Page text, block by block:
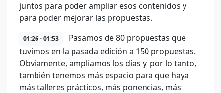
juntos para poder ampliar esos contenidos y
para poder mejorar las propuestas.
01:26 - 01:53
Pasamos de 80 propuestas que
tuvimos en la pasada edición a 150 propuestas.
Obviamente, ampliamos los días y, por lo tanto,
también tenemos más espacio para que haya
más talleres prácticos, más ponencias, más